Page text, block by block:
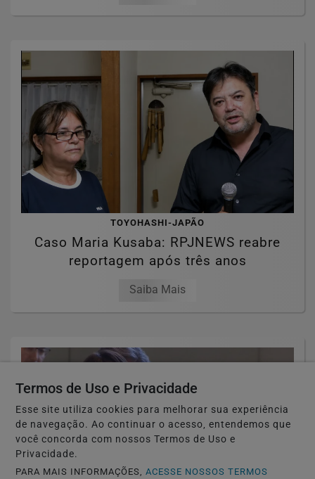
TOYOHASHI-JAPÃO
Caso Maria Kusaba: RPJNEWS reabre
reportagem após três anos
Saiba Mais
Termos de Uso e Privacidade
Esse site utiliza cookies para melhorar sua experiência
de navegação. Ao continuar o acesso, entendemos que
você concorda com nossos Termos de Uso e
Privacidade.
PARA MAIS INFORMAÇÕES,ACESSE NOSSOS TERMOS